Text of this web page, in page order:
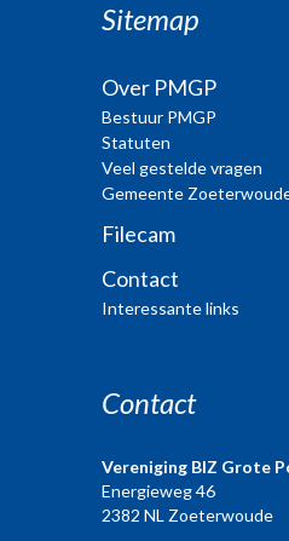
Sitemap
Over PMGP
Bestuur PMGP
Statuten
Veel gestelde vragen
Gemeente
Filecam
Contact
Interessante links
Contact
Vereniging BIZ Grote
Energieweg 46
2382 NL Zoeterwoude